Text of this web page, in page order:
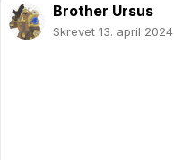
Brother Ursus
Skrevet 13. april 2024